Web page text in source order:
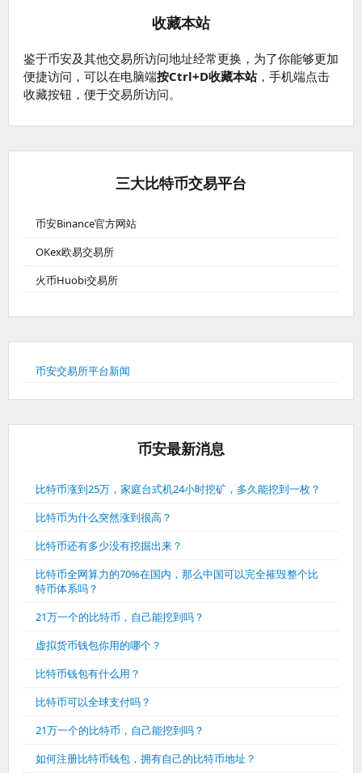
收藏本站
鉴于币安及其他交易所访问地址经常更换，为了你能够更加
便捷访问，可以在电脑端按Ctrl+D收藏本站，手机端点击
收藏按钮，便于交易所访问。
三大比特币交易平台
币安Binance官方网站
OKex欧易交易所
火币Huobi交易所
币安交易所平台新闻
币安最新消息
比特币涨到25万，家庭台式机24小时挖矿，多久能挖到一枚？
比特币为什么突然涨到很高？
比特币还有多少没有挖掘出来？
比特币全网算力的70%在国内，那么中国可以完全摧毁整个比
特币体系吗？
21万一个的比特币，自己能挖到吗？
虚拟货币钱包你用的哪个？
比特币钱包有什么用？
比特币可以全球支付吗？
21万一个的比特币，自己能挖到吗？
如何注册比特币钱包，拥有自己的比特币地址？